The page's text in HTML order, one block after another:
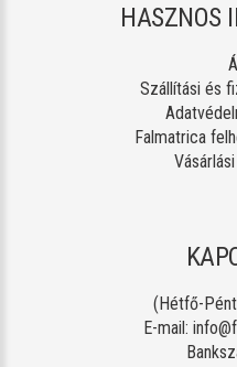
HASZNOS
Szállítási és
Falmatrica
(Hétfő-
E-mail: